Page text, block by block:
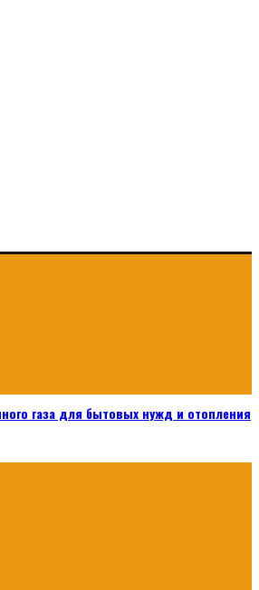
газа для бытовых нужд и отопления